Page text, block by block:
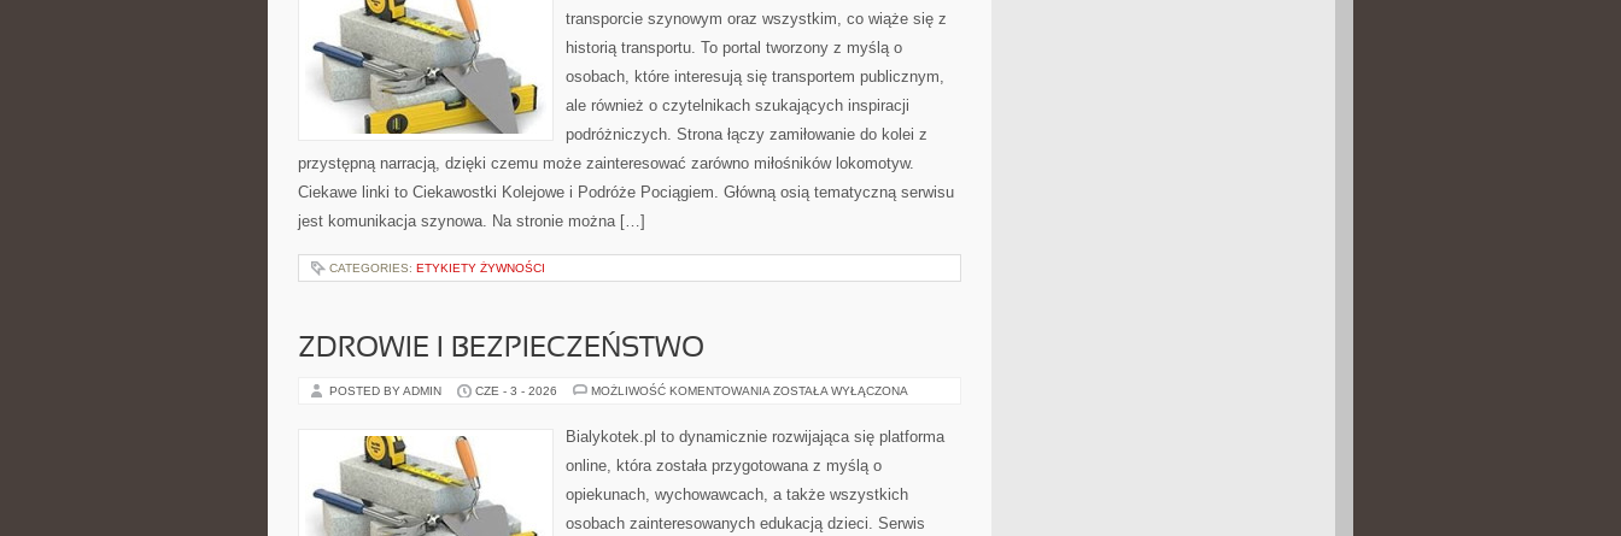
transporcie szynowym oraz wszystkim, co wiąże się z
historią transportu. To portal tworzony z myślą o
osobach, które interesują się transportem publicznym,
ale również o czytelnikach szukających inspiracji
podróżniczych. Strona łączy zamiłowanie do kolei z
przystępną narracją, dzięki czemu może zainteresować zarówno miłośników lokomotyw.
Ciekawe linki to Ciekawostki Kolejowe i Podróże Pociągiem. Główną osią tematyczną serwisu
jest komunikacja szynowa. Na stronie można […]
CATEGORIES: ETYKIETY ŻYWNOŚCI
ZDROWIE I BEZPIECZEŃSTWO
POSTED BY ADMIN CZE - 3 - 2026 MOŻLIWOŚĆ KOMENTOWANIA ZDROWIE
ZOSTAŁA WYŁĄCZONA
Bialykotek.pl to dynamicznie rozwijająca się platforma
online, która została przygotowana z myślą o
opiekunach, wychowawcach, a także wszystkich
osobach zainteresowanych edukacją dzieci. Serwis